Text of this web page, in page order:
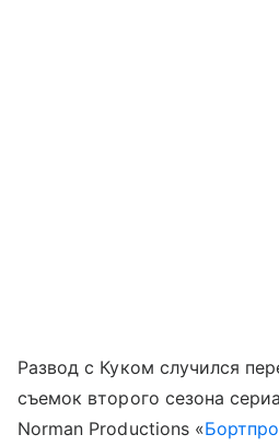
Развод с Куком случился
съемок второго сезона
Norman Productions «